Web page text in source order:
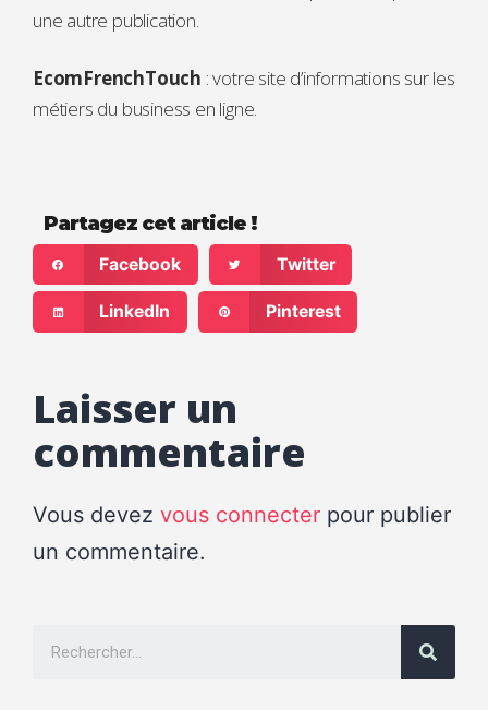
une autre publication.
EcomFrenchTouch : votre site d’informations sur les
métiers du business en ligne.
Partagez cet article !
Facebook Twitter
LinkedIn Pinterest
Laisser un
commentaire
Vous devez vous connecter pour publier
un commentaire.